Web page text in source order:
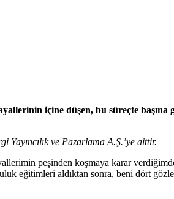
içine düşen, bu süreçte başına
Yayıncılık ve Pazarlama A.Ş.’ye aittir.
peşinden koşmaya karar
eğitimleri aldıktan sonra, beni dört